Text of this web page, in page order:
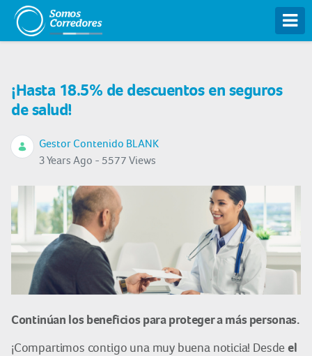
¡Hasta 18.5% de descuentos en seguros
de salud!
Gestor Contenido BLANK
3 Years Ago - 5577 Views
Continúan los beneficios para proteger a más personas.
¡Compartimos contigo una muy buena noticia! Desde el